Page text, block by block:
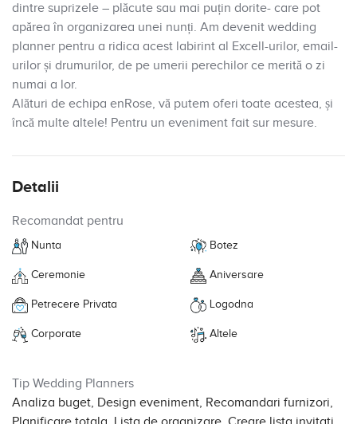
dintre suprizele – plăcute sau mai puțin dorite- care pot
apărea în organizarea unei nunți. Am devenit wedding
planner pentru a ridica acest labirint al Excell-urilor, email-
urilor și drumurilor, de pe umerii perechilor ce merită o zi
numai a lor.
Alături de echipa enRose, vă putem oferi toate acestea, și
încă multe altele! Pentru un eveniment fait sur mesure.
Detalii
Recomandat pentru
Nunta Botez
Ceremonie Aniversare
Petrecere Privata Logodna
Corporate Altele
Tip Wedding Planners
Analiza buget, Design eveniment, Recomandari furnizori,